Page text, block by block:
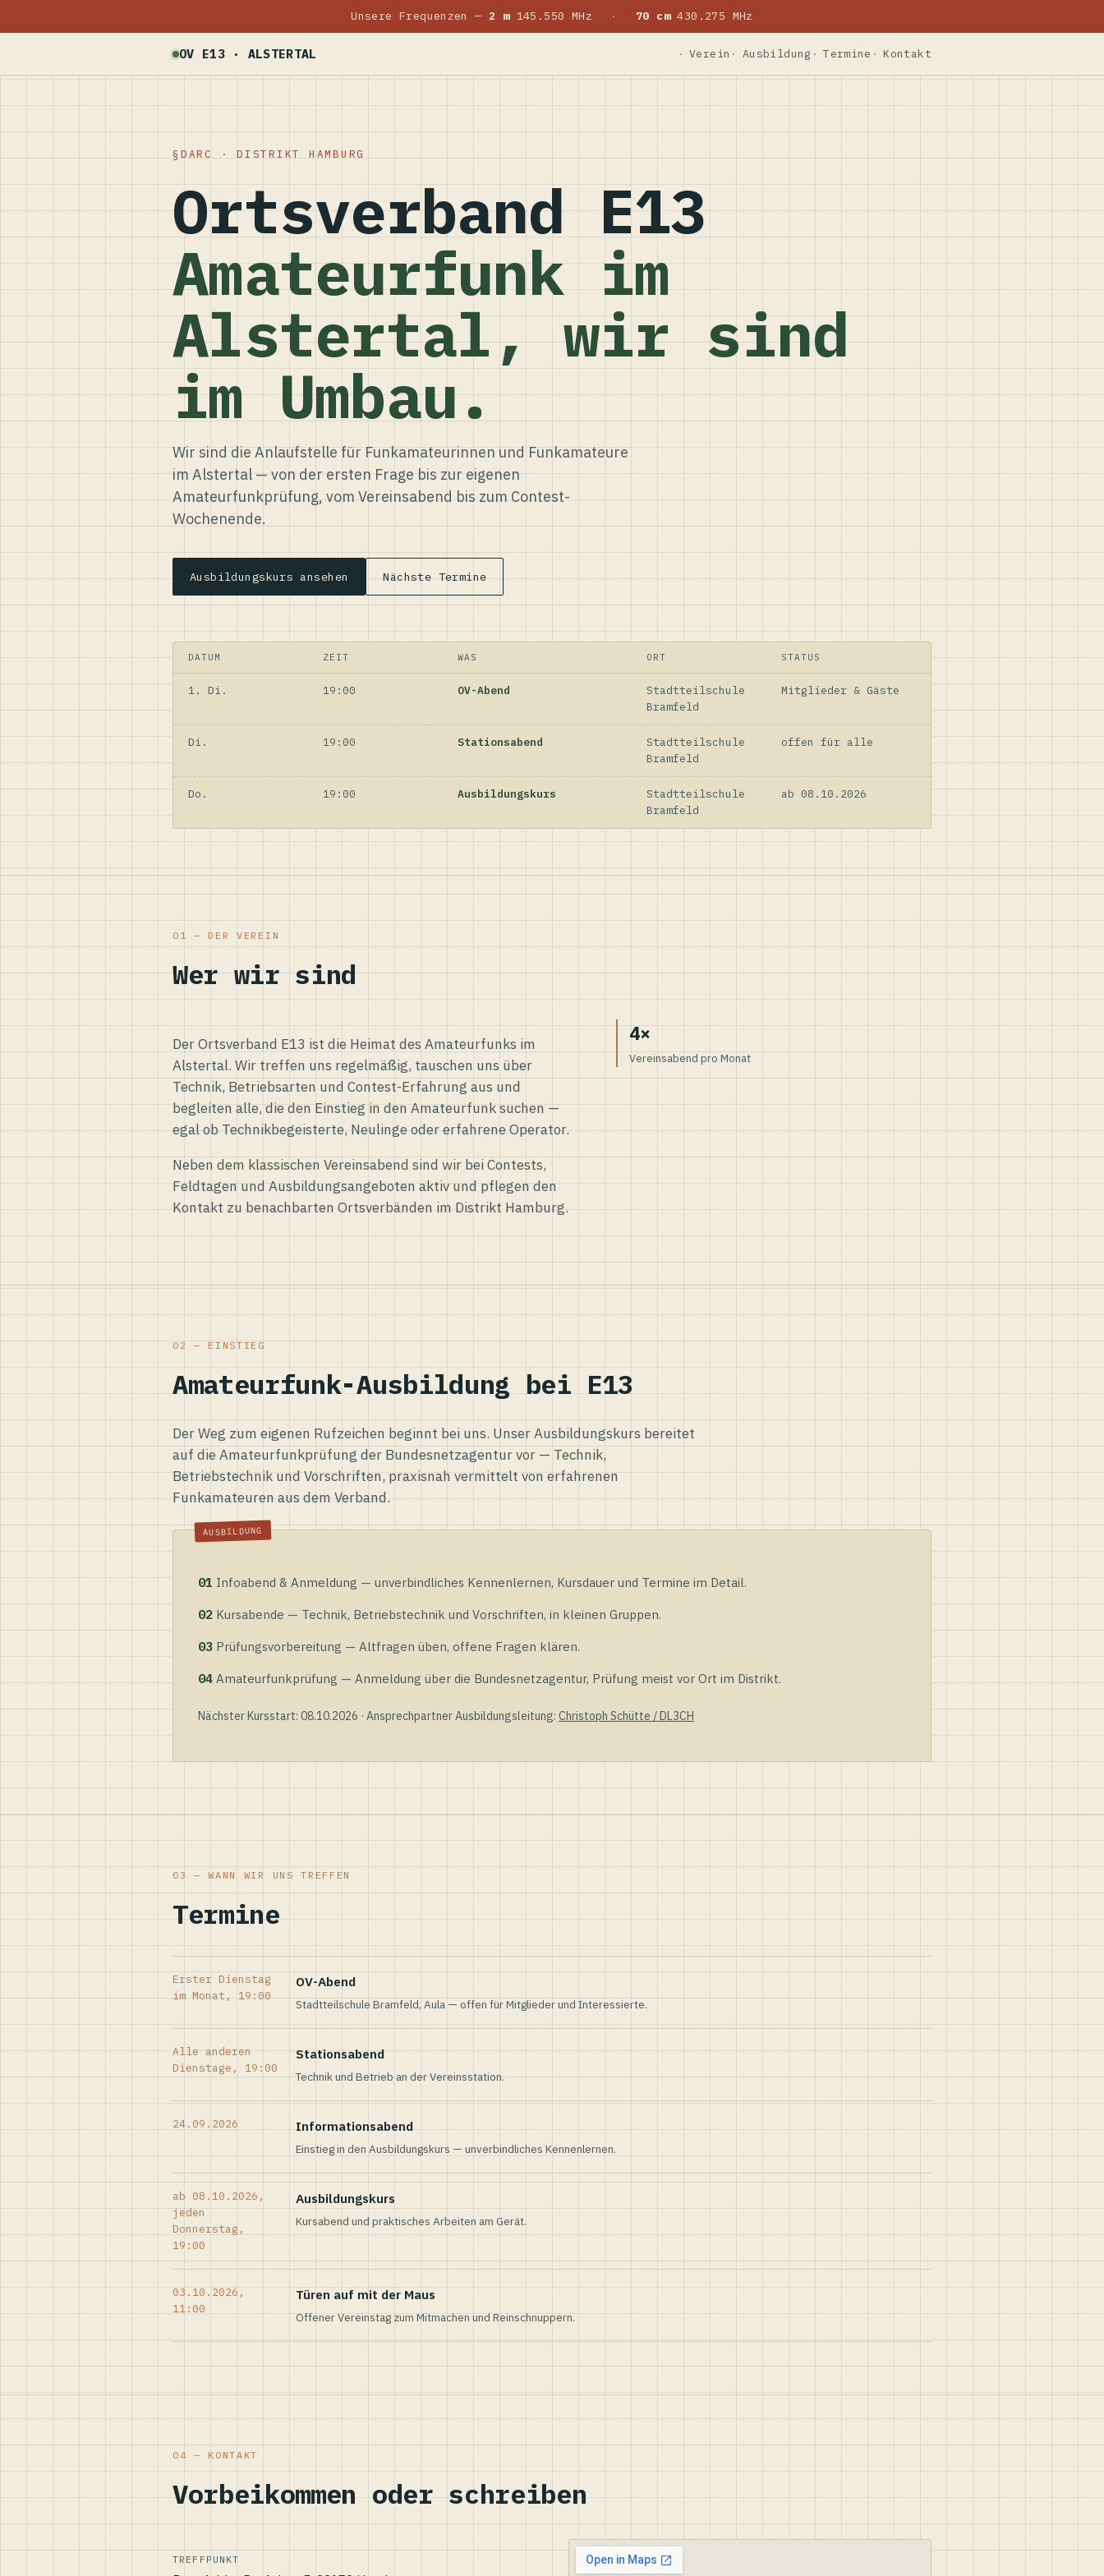
Unsere Frequenzen — 2 m145.550 MHz · 70 cm430.275 MHz
OV E13 · ALSTERTAL Verein Ausbildung Termine Kontakt
DARC · DISTRIKT HAMBURG
Ortsverband E13
Amateurfunk im
Alstertal, wir sind
im Umbau.
Wir sind die Anlaufstelle für Funkamateurinnen und Funkamateure
im Alstertal — von der ersten Frage bis zur eigenen
Amateurfunkprüfung, vom Vereinsabend bis zum Contest-
Wochenende.
Ausbildungskurs ansehen Nächste Termine
DATUM ZEIT WAS ORT STATUS
1. Di. 19:00 OV-Abend
Stadtteilschule
Bramfeld
Mitglieder & Gäste
Di. 19:00 Stationsabend
Stadtteilschule
Bramfeld
offen für alle
Do. 19:00 Ausbildungskurs
Stadtteilschule
Bramfeld
ab 08.10.2026
01 — DER VEREIN
Wer wir sind
Der Ortsverband E13 ist die Heimat des Amateurfunks im
Alstertal. Wir treffen uns regelmäßig, tauschen uns über
Technik, Betriebsarten und Contest-Erfahrung aus und
begleiten alle, die den Einstieg in den Amateurfunk suchen —
egal ob Technikbegeisterte, Neulinge oder erfahrene Operator.
Neben dem klassischen Vereinsabend sind wir bei Contests,
Feldtagen und Ausbildungsangeboten aktiv und pflegen den
Kontakt zu benachbarten Ortsverbänden im Distrikt Hamburg.
4×
Vereinsabend pro Monat
02 — EINSTIEG
Amateurfunk-Ausbildung bei E13
Der Weg zum eigenen Rufzeichen beginnt bei uns. Unser Ausbildungskurs bereitet
auf die Amateurfunkprüfung der Bundesnetzagentur vor — Technik,
Betriebstechnik und Vorschriften, praxisnah vermittelt von erfahrenen
Funkamateuren aus dem Verband.
01 Infoabend & Anmeldung — unverbindliches Kennenlernen, Kursdauer und Termine im Detail.
02 Kursabende — Technik, Betriebstechnik und Vorschriften, in kleinen Gruppen.
03 Prüfungsvorbereitung — Altfragen üben, offene Fragen klären.
04 Amateurfunkprüfung — Anmeldung über die Bundesnetzagentur, Prüfung meist vor Ort im Distrikt.
Nächster Kursstart: 08.10.2026 · Ansprechpartner Ausbildungsleitung: Christoph Schütte / DL3CH
03 — WANN WIR UNS TREFFEN
Termine
Erster Dienstag
im Monat, 19:00
OV-Abend
Stadtteilschule Bramfeld, Aula — offen für Mitglieder und Interessierte.
Alle anderen
Dienstage, 19:00
Stationsabend
Technik und Betrieb an der Vereinsstation.
24.09.2026 Informationsabend
Einstieg in den Ausbildungskurs — unverbindliches Kennenlernen.
ab 08.10.2026,
jeden
Donnerstag,
19:00
Ausbildungskurs
Kursabend und praktisches Arbeiten am Gerät.
03.10.2026,
11:00
Türen auf mit der Maus
Offener Vereinstag zum Mitmachen und Reinschnuppern.
04 — KONTAKT
Vorbeikommen oder schreiben
TREFFPUNKT